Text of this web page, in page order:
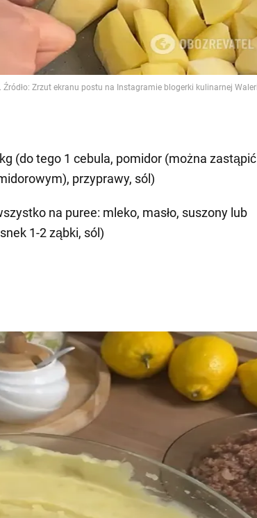
(do tego 1 cebula, pomidor (można zastąpić
przyprawy, sól)
na puree: mleko, masło, suszony lub
1-2 ząbki, sól)